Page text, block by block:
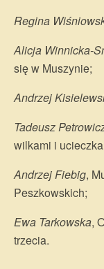
Regina
Alicja Winnicka-
się w Muszynie;
Andrzej
Tadeusz
wilkami i
Andrzej Fiebig,
Peszkowskich;
Ewa Tarkowska,
trzecia.